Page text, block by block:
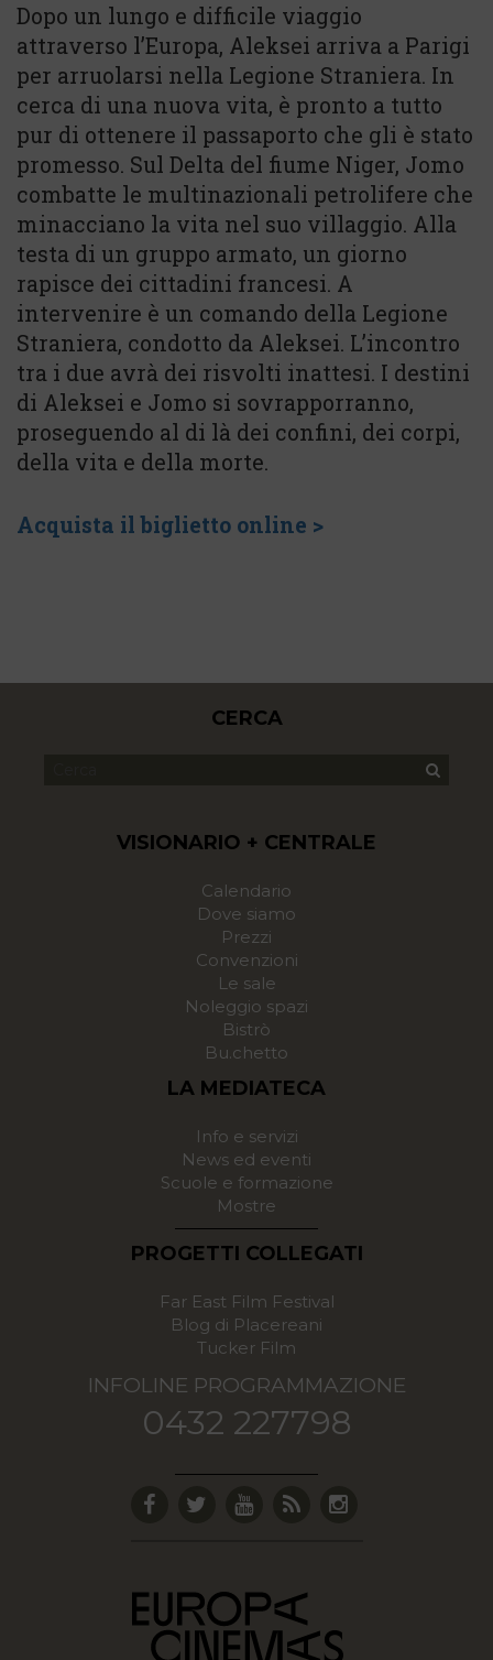
Dopo un lungo e difficile viaggio
attraverso l’Europa, Aleksei arriva a Parigi
per arruolarsi nella Legione Straniera. In
cerca di una nuova vita, è pronto a tutto
pur di ottenere il passaporto che gli è stato
promesso. Sul Delta del fiume Niger, Jomo
combatte le multinazionali petrolifere che
minacciano la vita nel suo villaggio. Alla
testa di un gruppo armato, un giorno
rapisce dei cittadini francesi. A
intervenire è un comando della Legione
Straniera, condotto da Aleksei. L’incontro
tra i due avrà dei risvolti inattesi. I destini
di Aleksei e Jomo si sovrapporranno,
proseguendo al di là dei confini, dei corpi,
della vita e della morte.
Acquista il biglietto online >
CERCA
VISIONARIO + CENTRALE
Calendario
Dove siamo
Prezzi
Convenzioni
Le sale
Noleggio spazi
Bistrò
Bu.chetto
LA MEDIATECA
Info e servizi
News ed eventi
Scuole e formazione
Mostre
PROGETTI COLLEGATI
Far East Film Festival
Blog di Placereani
Tucker Film
INFOLINE PROGRAMMAZIONE
0432 227798